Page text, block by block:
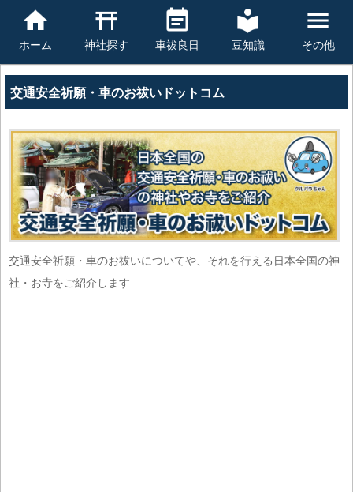
ホーム 神社探す 車祓良日 豆知識 その他
交通安全祈願・車のお祓いドットコム
交通安全祈願・車のお祓いについてや、それを行える日本全国の神
社・お寺をご紹介します